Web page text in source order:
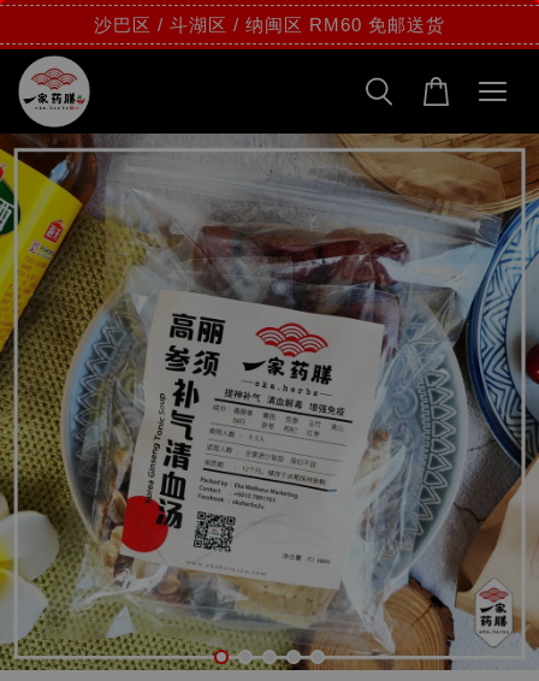
沙巴区 / 斗湖区 / 纳闽区 RM60 免邮送货